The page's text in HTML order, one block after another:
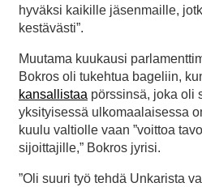
hyväksi kaikille jäsenmaille,
kestävästi”.
Muutama kuukausi
Bokros oli tukehtua bageliin,
kansallistaa pörssinsä, joka oli
yksityisessä ulkomaalaisessa
kuulu valtiolle vaan ”voittoa
sijoittajille,” Bokros jyrisi.
”Oli suuri työ tehdä Unkarista